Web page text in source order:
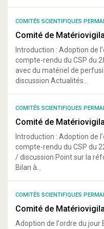
COMITÉS SCIENTIFIQUES
Comité de
Introduction : Adoption de
compte-rendu du CSP du
avec du matériel de
discussion Actualités...
COMITÉS SCIENTIFIQUES
Comité de
Introduction : Adoption de
compte-rendu du CSP du
/ discussion Point sur la
Bilan à...
COMITÉS SCIENTIFIQUES
Comité de
Adoption de l’ordre du jour